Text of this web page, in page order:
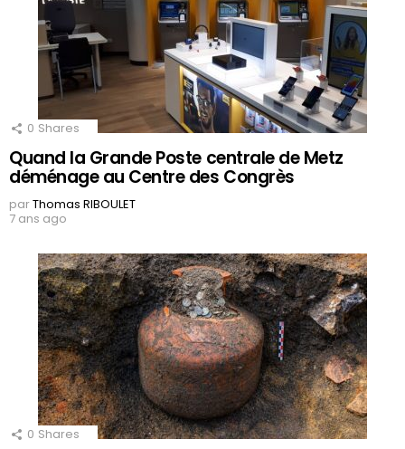
0 Shares
Quand la Grande Poste centrale de Metz
déménage au Centre des Congrès
parThomas RIBOULET
7 ans ago
0 Shares